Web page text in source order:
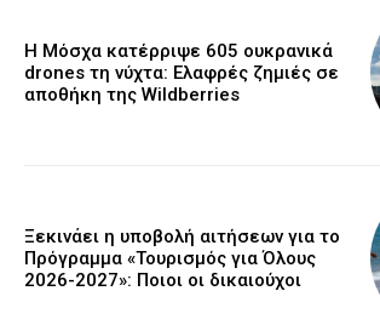
Η Μόσχα κατέρριψε 605 ουκρανικά
drones τη νύχτα: Ελαφρές ζημιές σε
αποθήκη της Wildberries
Ξεκινάει η υποβολή αιτήσεων για το
Πρόγραμμα «Τουρισμός για Όλους
2026-2027»: Ποιοι οι δικαιούχοι